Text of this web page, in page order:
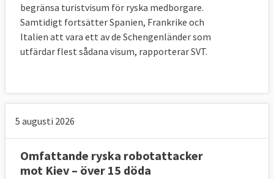
begränsa turistvisum för ryska medborgare.
Samtidigt fortsätter Spanien, Frankrike och
Italien att vara ett av de Schengenländer som
utfärdar flest sådana visum, rapporterar SVT.
5 augusti 2026
Omfattande ryska robotattacker
mot Kiev – över 15 döda